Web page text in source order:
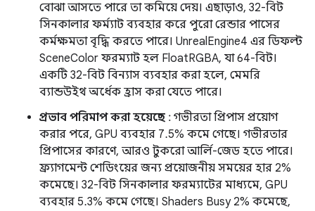
বোঝা আসতে পারে তা কমিয়ে দেয়। এছাড়াও, 32-বিট
সিনকালার ফর্ম্যাট ব্যবহার করে পুরো রেন্ডার পাসের
কর্মক্ষমতা বৃদ্ধি করতে পারে। UnrealEngine4 এর ডিফল্ট
SceneColor ফরম্যাট হল FloatRGBA, যা 64-বিট।
একটি 32-বিট বিন্যাস ব্যবহার করা হলে, মেমরি
ব্যান্ডউইথ অর্ধেক হ্রাস করা যেতে পারে।
প্রভাব পরিমাপ করা হয়েছে : গভীরতা প্রিপাস প্রয়োগ
করার পরে, GPU ব্যবহার 7.5% কমে গেছে। গভীরতার
প্রিপাসের কারণে, আরও টুকরো আর্লি-জেড হতে পারে।
ফ্র্যাগমেন্ট শেডিংয়ের জন্য প্রয়োজনীয় সময়ের হার 2%
কমেছে। 32-বিট সিনকালার ফরম্যাটের মাধ্যমে, GPU
ব্যবহার 5.3% কমে গেছে। Shaders Busy 2% কমেছে,